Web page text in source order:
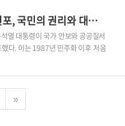
보와 공공질서 유지를 이유로 비상
주화 이후 처음으로 시행되는 조치
영향을gwansimsa.com 이 글에
까?2. 이번 계엄령 선포와 해제, 무
사례와 비교4. 정치권과 시민들의
대한민국 비상계엄 선포, 국민의 권리와 대응 방안
열 대통령이 국가 안보와 공공질서
다. 이는 1987년 민주화 이후 처음
와 일상에 중대한 영향을 미치며
응과 경제적 여파 6. 장기적인 영향
비상계엄이란, 국가의 안보나 공공
»